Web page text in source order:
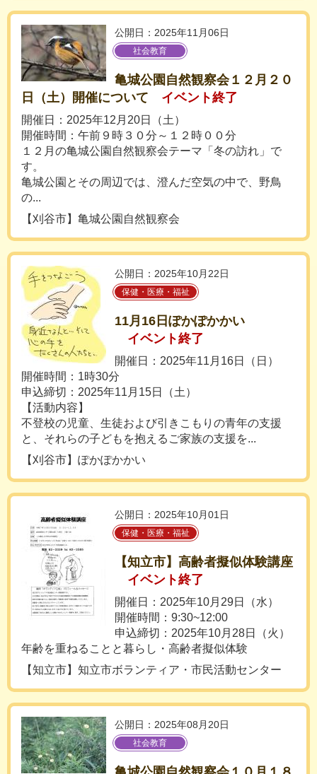
公開日：2025年11月06日
社会教育
亀城公園自然観察会１２月２０
日（土）開催について
イベント終了
開催日：2025年12月20日（土）
開催時間：午前９時３０分～１２時００分
１２月の亀城公園自然観察会テーマ「冬の訪れ」で
す。
亀城公園とその周辺では、澄んだ空気の中で、野鳥
の...
【刈谷市】亀城公園自然観察会
公開日：2025年10月22日
保健・医療・福祉
11月16日ぽかぽかかい
イベント終了
開催日：2025年11月16日（日）
開催時間：1時30分
申込締切：2025年11月15日（土）
【活動内容】
不登校の児童、生徒および引きこもりの青年の支援
と、それらの子どもを抱えるご家族の支援を...
【刈谷市】ぽかぽかかい
公開日：2025年10月01日
保健・医療・福祉
【知立市】高齢者擬似体験講座
イベント終了
開催日：2025年10月29日（水）
開催時間：9:30~12:00
申込締切：2025年10月28日（火）
年齢を重ねることと暮らし・高齢者擬似体験
【知立市】知立市ボランティア・市民活動センター
公開日：2025年08月20日
社会教育